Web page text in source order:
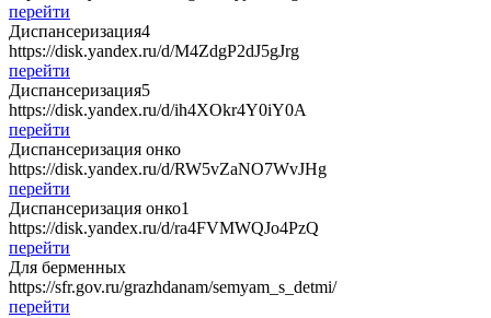
перейти
Диспансеризация4
https://disk.yandex.ru/d/M4ZdgP2dJ5gJrg
перейти
Диспансеризация5
https://disk.yandex.ru/d/ih4XOkr4Y0iY0A
перейти
Диспансеризация онко
https://disk.yandex.ru/d/RW5vZaNO7WvJHg
перейти
Диспансеризация онко1
https://disk.yandex.ru/d/ra4FVMWQJo4PzQ
перейти
Для берменных
https://sfr.gov.ru/grazhdanam/semyam_s_detmi/
перейти